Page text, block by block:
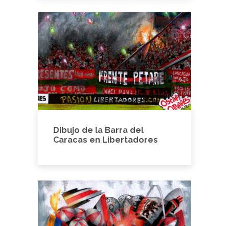
Dibujo de la Barra del
Caracas en Libertadores